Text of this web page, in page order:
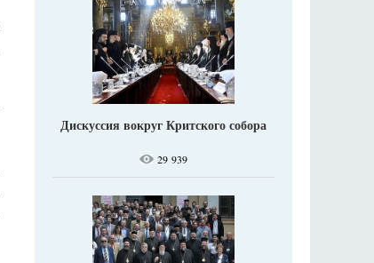
Дискуссия вокруг Критского собора
29 939